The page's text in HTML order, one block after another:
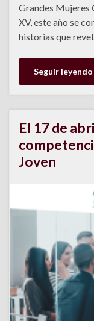
Grandes Mujeres
XV, este año se
historias que
Seguir leyendo
El 17 de
Joven